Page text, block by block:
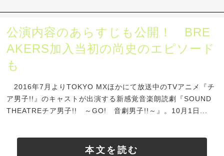
公演内容のあらすじも公開！ BRE
AKERS加入当初の尚史のエピソード
も
2016年7月よりTOKYO MXほかにて放送中のTVアニメ『チ
ア男子!!』のキャストが出演する新感覚音楽朗読劇『SOUND
THEATREチア男子!! ～GO! 音劇男子!!～』。10月1日...
本文を読む